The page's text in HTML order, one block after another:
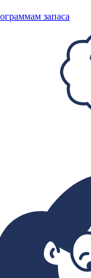
запаса